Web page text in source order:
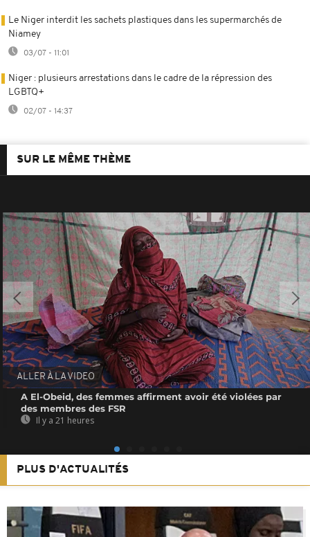
Le Niger interdit les sachets plastiques dans les supermarchés de
Niamey
03/07 - 11:01
Niger : plusieurs arrestations dans le cadre de la répression des
LGBTQ+
02/07 - 14:37
SUR LE MÊME THÈME
ALLER À LA VIDEO
A El-Obeid, des femmes affirment avoir été violées par
des membres des FSR
Il y a 21 heures
PLUS D'ACTUALITÉS